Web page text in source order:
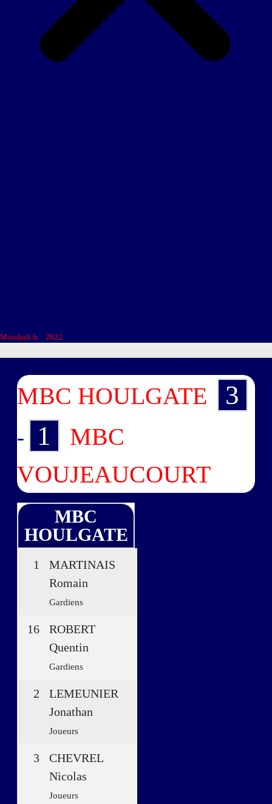
Motoball.fr> 2022
MBC HOULGATE 3
- 1
MBC
VOUJEAUCOURT
MBC
HOULGATE
1
MARTINAIS
Romain
Gardiens
16
ROBERT
Quentin
Gardiens
2
LEMEUNIER
Jonathan
Joueurs
3
CHEVREL
Nicolas
Joueurs